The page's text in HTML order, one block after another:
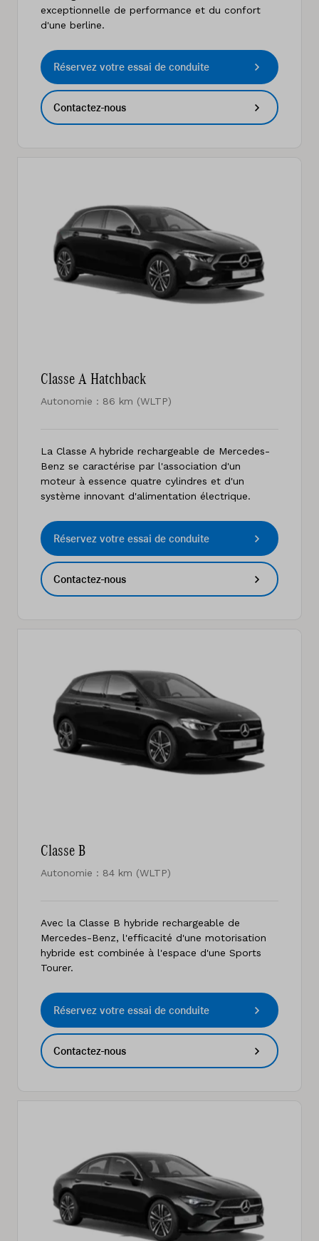
exceptionnelle de performance et du confort
d'une berline.
Réservez votre essai de conduite
Contactez-nous
Classe A Hatchback
Autonomie : 86 km (WLTP)
La Classe A hybride rechargeable de Mercedes-
Benz se caractérise par l'association d'un
moteur à essence quatre cylindres et d'un
système innovant d'alimentation électrique.
Réservez votre essai de conduite
Contactez-nous
Classe B
Autonomie : 84 km (WLTP)
Avec la Classe B hybride rechargeable de
Mercedes-Benz, l'efficacité d'une motorisation
hybride est combinée à l'espace d'une Sports
Tourer.
Réservez votre essai de conduite
Contactez-nous